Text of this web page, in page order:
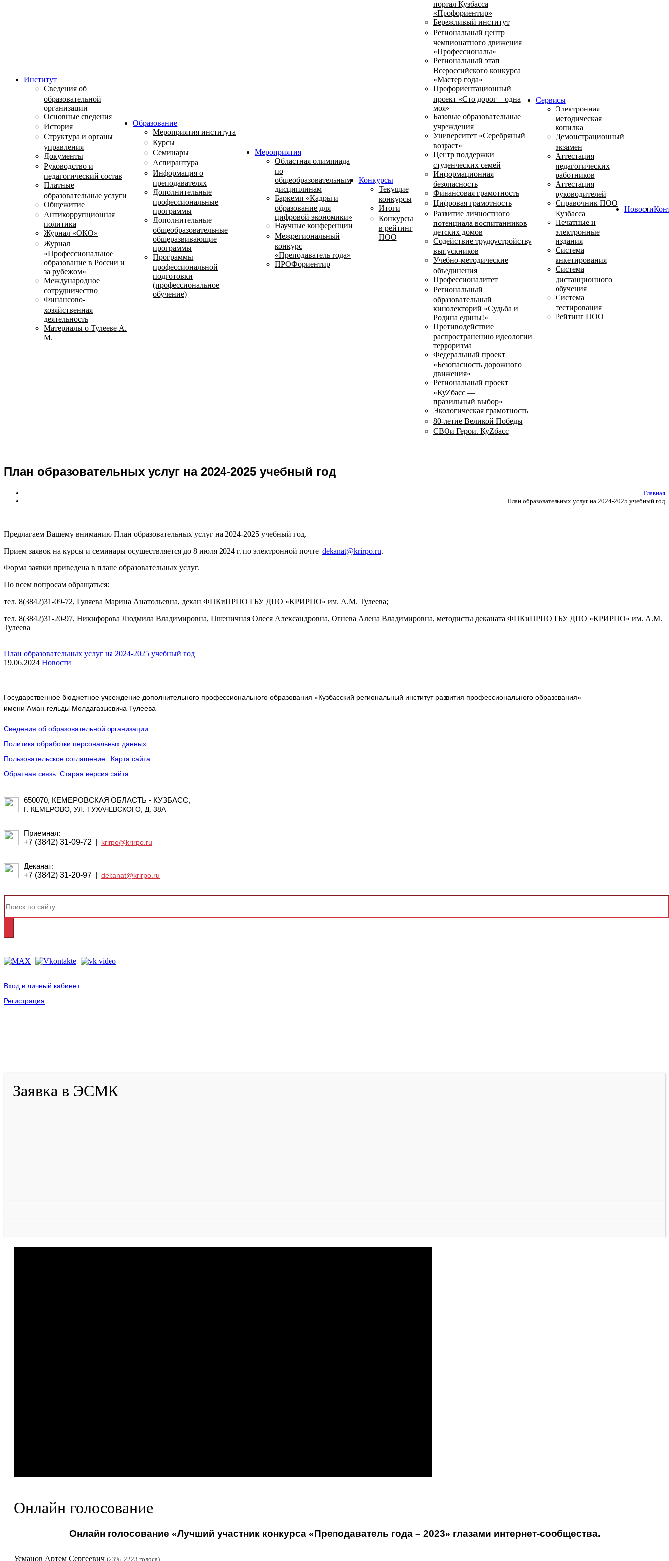
Институт
Сведения об
образовательной
организации
Основные сведения
История
Структура и органы
управления
Документы
Руководство и
педагогический состав
Платные
образовательные услуги
Общежитие
Антикоррупционная
политика
Журнал «ОКО»
Журнал
«Профессиональное
образование в России и
за рубежом»
Международное
сотрудничество
Финансово-
хозяйственная
деятельность
Материалы о Тулееве А.
М.
Образование
Мероприятия института
Курсы
Семинары
Аспирантура
Информация о
преподавателях
Дополнительные
профессиональные
программы
Дополнительные
общеобразовательные
общеразвивающие
программы
Программы
профессиональной
подготовки
(профессиональное
обучение)
Мероприятия
Областная олимпиада
по
общеобразовательным
дисциплинам
Баркемп «Кадры и
образование для
цифровой экономики»
Научные конференции
Межрегиональный
конкурс
«Преподаватель года»
ПРОФориентир
Конкурсы
Текущие
конкурсы
Итоги
Конкурсы
в рейтинг
ПОО
портал Кузбасса
«Профориентир»
Бережливый институт
Региональный центр
чемпионатного движения
«Профессионалы»
Региональный этап
Всероссийского конкурса
«Мастер года»
Профориентационный
проект «Сто дорог – одна
моя»
Базовые образовательные
учреждения
Университет «Серебряный
возраст»
Центр поддержки
студенческих семей
Информационная
безопасность
Финансовая грамотность
Цифровая грамотность
Развитие личностного
потенциала воспитанников
детских домов
Содействие трудоустройству
выпускников
Учебно-методические
объединения
Профессионалитет
Региональный
образовательный
кинолекторий «Судьба и
Родина едины!»
Противодействие
распространению идеологии
терроризма
Федеральный проект
«Безопасность дорожного
движения»
Региональный проект
«КуZбасс —
правильный выбор»
Экологическая грамотность
80-летие Великой Победы
СВОи Герои. КуZбасс
Сервисы
Электронная
методическая
копилка
Демонстрационный
экзамен
Аттестация
педагогических
работников
Аттестация
руководителей
Справочник ПОО
Кузбасса
Печатные и
электронные
издания
Система
анкетирования
Система
дистанционного
обучения
Система
тестирования
Рейтинг ПОО
Новости
План образовательных услуг на 2024-2025 учебный год
Главная
План образовательных услуг на 2024-2025 учебный год
Предлагаем Вашему вниманию План образовательных услуг на 2024-2025 учебный год.
Прием заявок на курсы и семинары осуществляется до 8 июля 2024 г. по электронной почте dekanat@krirpo.ru.
Форма заявки приведена в плане образовательных услуг.
По всем вопросам обращаться:
тел. 8(3842)31-09-72, Гуляева Марина Анатольевна, декан ФПКиПРПО ГБУ ДПО «КРИРПО» им. А.М. Тулеева;
тел. 8(3842)31-20-97, Никифорова Людмила Владимировна, Пшеничная Олеся Александровна, Огнева Алена Владимировна, методисты деканата ФПКиПРПО ГБУ ДПО «КРИРПО» им. А.М.
Тулеева
План образовательных услуг на 2024-2025 учебный год
19.06.2024 Новости
Государственное бюджетное учреждение дополнительного профессионального образования «Кузбасский региональный институт развития профессионального образования»
имени Аман-гельды Молдагазыевича Тулеева
Сведения об образовательной организации
Политика обработки персональных данных
Пользовательское соглашение
Карта сайта
Обратная связь Старая версия сайта
650070, КЕМЕРОВСКАЯ ОБЛАСТЬ - КУЗБАСС,
Г. КЕМЕРОВО, УЛ. ТУХАЧЕВСКОГО, Д. 38А
Приемная:
+7 (3842) 31-09-72 | krirpo@krirpo.ru
Деканат:
+7 (3842) 31-20-97 | dekanat@krirpo.ru
Вход в личный кабинет
Регистрация
Заявка в ЭСМК
Онлайн голосование
Онлайн голосование «Лучший участник конкурса «Преподаватель года – 2023» глазами интернет-сообщества.
Усманов Артем Сергеевич 23%, 2223 голоса